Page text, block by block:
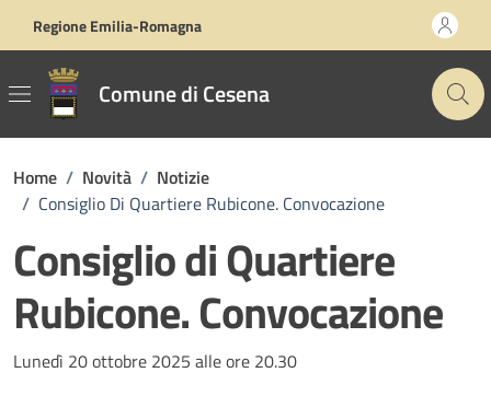
Regione Emilia-Romagna
Comune di Cesena
Home / Novità / Notizie
/ Consiglio Di Quartiere Rubicone. Convocazione
Consiglio di Quartiere
Rubicone. Convocazione
Dettagli della notizia
Lunedì 20 ottobre 2025 alle ore 20.30